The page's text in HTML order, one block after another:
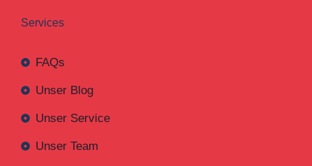
Services
FAQs
Unser Blog
Unser Service
Unser Team